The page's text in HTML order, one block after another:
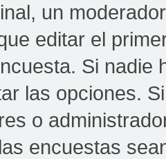
un
editar el
Si nadie
las opciones.
o
encuestas